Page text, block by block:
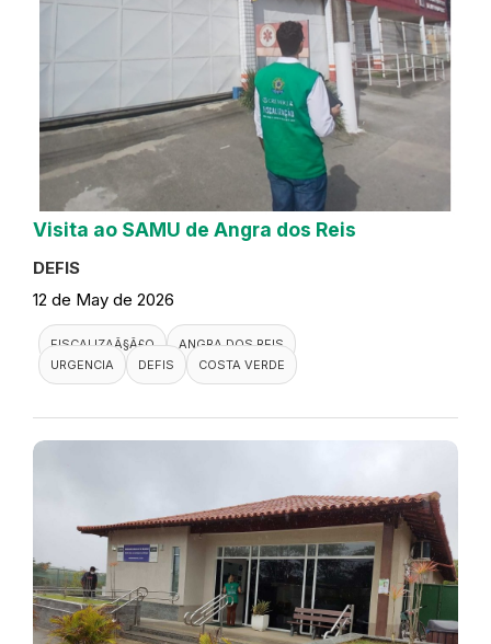
Visita ao SAMU de Angra dos Reis
DEFIS
12 de May de 2026
FISCALIZAÃ§Ã£O
ANGRA DOS REIS
URGENCIA
DEFIS COSTA VERDE